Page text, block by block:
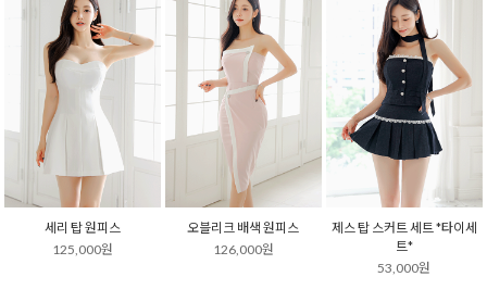
세리 탑 원피스
125,000원
오블리크 배색 원피스
126,000원
제스 탑 스커트 세트 *타이세
트*
53,000원